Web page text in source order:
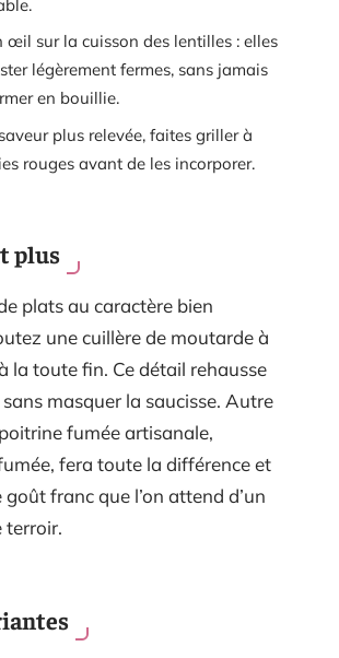
œil sur la cuisson des lentilles : elles
légèrement fermes, sans jamais
en bouillie.
plus relevée, faites griller à
rouges avant de les incorporer.
plus
plats au caractère bien
une cuillère de moutarde à
la toute fin. Ce détail rehausse
masquer la saucisse. Autre
fumée artisanale,
fera toute la différence et
franc que l’on attend d’un
terroir.